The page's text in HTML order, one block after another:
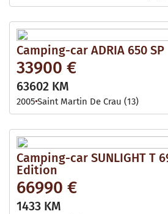
Camping-car ADRIA 650 SP
33900 €
63602 KM
2005 Saint Martin De Crau (13)
Camping-car SUNLIGHT T
Edition
66990 €
1433 KM